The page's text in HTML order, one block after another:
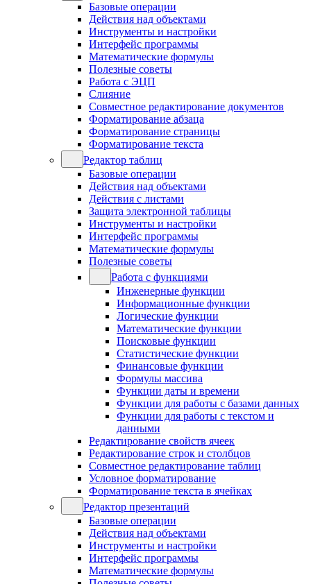
Базовые операции
Действия над объектами
Инструменты и настройки
Интерфейс программы
Математические формулы
Полезные советы
Работа с ЭЦП
Слияние
Совместное редактирование документов
Форматирование абзаца
Форматирование страницы
Форматирование текста
Редактор таблиц
Базовые операции
Действия над объектами
Действия с листами
Защита электронной таблицы
Инструменты и настройки
Интерфейс программы
Математические формулы
Полезные советы
Работа с функциями
Инженерные функции
Информационные функции
Логические функции
Математические функции
Поисковые функции
Статистические функции
Финансовые функции
Формулы массива
Функции даты и времени
Функции для работы с базами данных
Функции для работы с текстом и
данными
Редактирование свойств ячеек
Редактирование строк и столбцов
Совместное редактирование таблиц
Условное форматирование
Форматирование текста в ячейках
Редактор презентаций
Базовые операции
Действия над объектами
Инструменты и настройки
Интерфейс программы
Математические формулы